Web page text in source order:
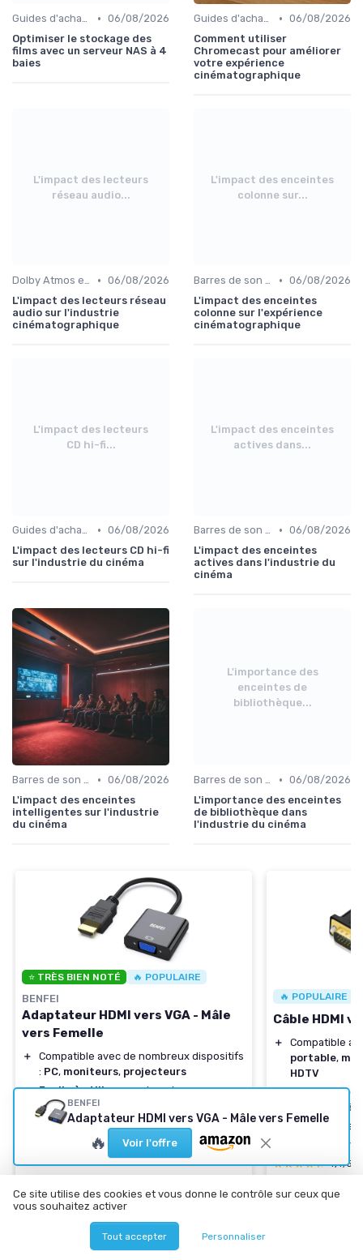
Guides d'achat audio-vidéo • 06/08/2026
Optimiser le stockage des
films avec un serveur NAS à 4
baies
Guides d'achat audio-vidéo • 06/08/2026
Comment utiliser
Chromecast pour améliorer
votre expérience
cinématographique
L'impact des lecteurs
réseau audio...
Dolby Atmos et son immersif • 06/08/2026
L'impact des lecteurs réseau
audio sur l'industrie
cinématographique
L'impact des enceintes
colonne sur...
Barres de son et enceintes • 06/08/2026
L'impact des enceintes
colonne sur l'expérience
cinématographique
L'impact des lecteurs
CD hi-fi...
Guides d'achat audio-vidéo • 06/08/2026
L'impact des lecteurs CD hi-fi
sur l'industrie du cinéma
L'impact des enceintes
actives dans...
Barres de son et enceintes • 06/08/2026
L'impact des enceintes
actives dans l'industrie du
cinéma
Barres de son et enceintes • 06/08/2026
L'impact des enceintes
intelligentes sur l'industrie
du cinéma
L'importance des
enceintes de
bibliothèque...
Barres de son et enceintes • 06/08/2026
L'importance des enceintes
de bibliothèque dans
l'industrie du cinéma
⭐ TRÈS BIEN NOTÉ 🔥 POPULAIRE
BENFEI
Adaptateur HDMI vers VGA - Mâle
vers Femelle
＋
Compatible avec de nombreux dispositifs
: PC, moniteurs, projecteurs
＋ Facile à utiliser, pas besoin
d'installation de logiciel
Résolution supportéepour une qualité
d'image améliorée
— 60221 avis
Voir l'offre
🔥 POPULAIRE
Câble HDMI
＋
Compatible
portable,
HDTV
＋ Plaqué or
conductivité
＋
Longueur de
Plug and
★★★★★
★★★★★ 4,4/5
Voir l'offre
BENFEI
Adaptateur HDMI vers VGA - Mâle vers Femelle
🔥 Voir l'offre
Ce site utilise des cookies et vous donne le contrôle sur ceux que
vous souhaitez activer
Tout accepter Personnaliser